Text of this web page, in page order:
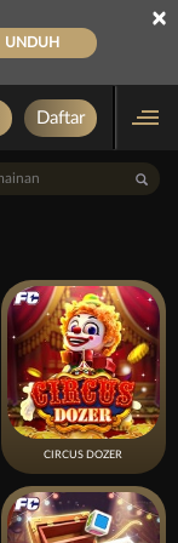
UNDUH
×
Daftar
CIRCUS DOZER